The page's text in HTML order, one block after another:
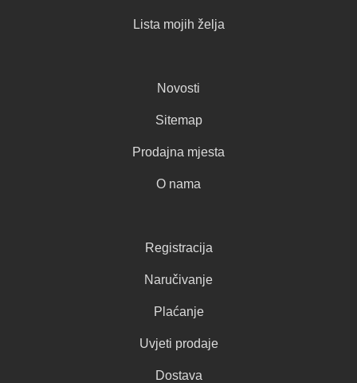
Lista mojih želja
Novosti
Sitemap
Prodajna mjesta
O nama
Registracija
Naručivanje
Plaćanje
Uvjeti prodaje
Dostava